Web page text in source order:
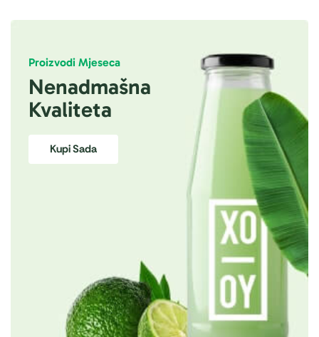
Proizvodi Mjeseca
Nenadmašna
Kvaliteta
Kupi Sada